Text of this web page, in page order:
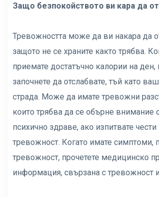
Защо безпокойството ви кара да
Тревожността може да ви накара да
защото не се храните както трябва.
приемате достатъчно калории на
започнете да отслабвате, тъй като
страда. Може да имате тревожни
които трябва да се обърне внимание
психично здраве, ако изпитвате
тревожност. Когато имате симптоми,
тревожност, прочетете медицинско
информация, свързана с тревожност